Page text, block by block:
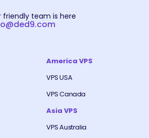
friendly team is here
America VPS
VPS USA
VPS Canada
Asia VPS
VPS Australia